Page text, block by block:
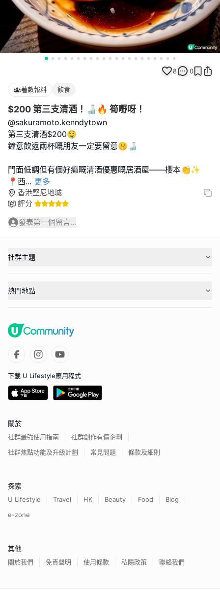
8 0
著數報料 飲食
$200 第三支清酒！🍶🔥 筍嘢呀！
@sakuramoto.kenndytown
第三支清酒$200🤤
鐘意飲返兩杯嘅朋友一定要留意🤫🍶
門面低調但有個好癲嘅清酒優惠嘅居酒屋——櫻本👏✨
📍西... 更多
香港堅尼地城
評分
發表第一個留言...
社群主題
熱門地點
下載 U Lifestyle應用程式
關於
社群最強使用指南
社群創作有價企劃
社群焦點功能及升級計劃
常見問題 條款及細則
探索
U Lifestyle Travel HK Beauty Food
Blog
e-zone
其他
關於我們 免責聲明 使用條款 私隱政策 聯絡我們